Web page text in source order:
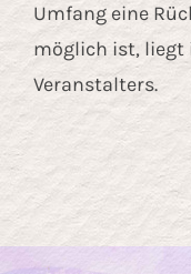
Umfang eine
möglich ist, liegt
Veranstalters.